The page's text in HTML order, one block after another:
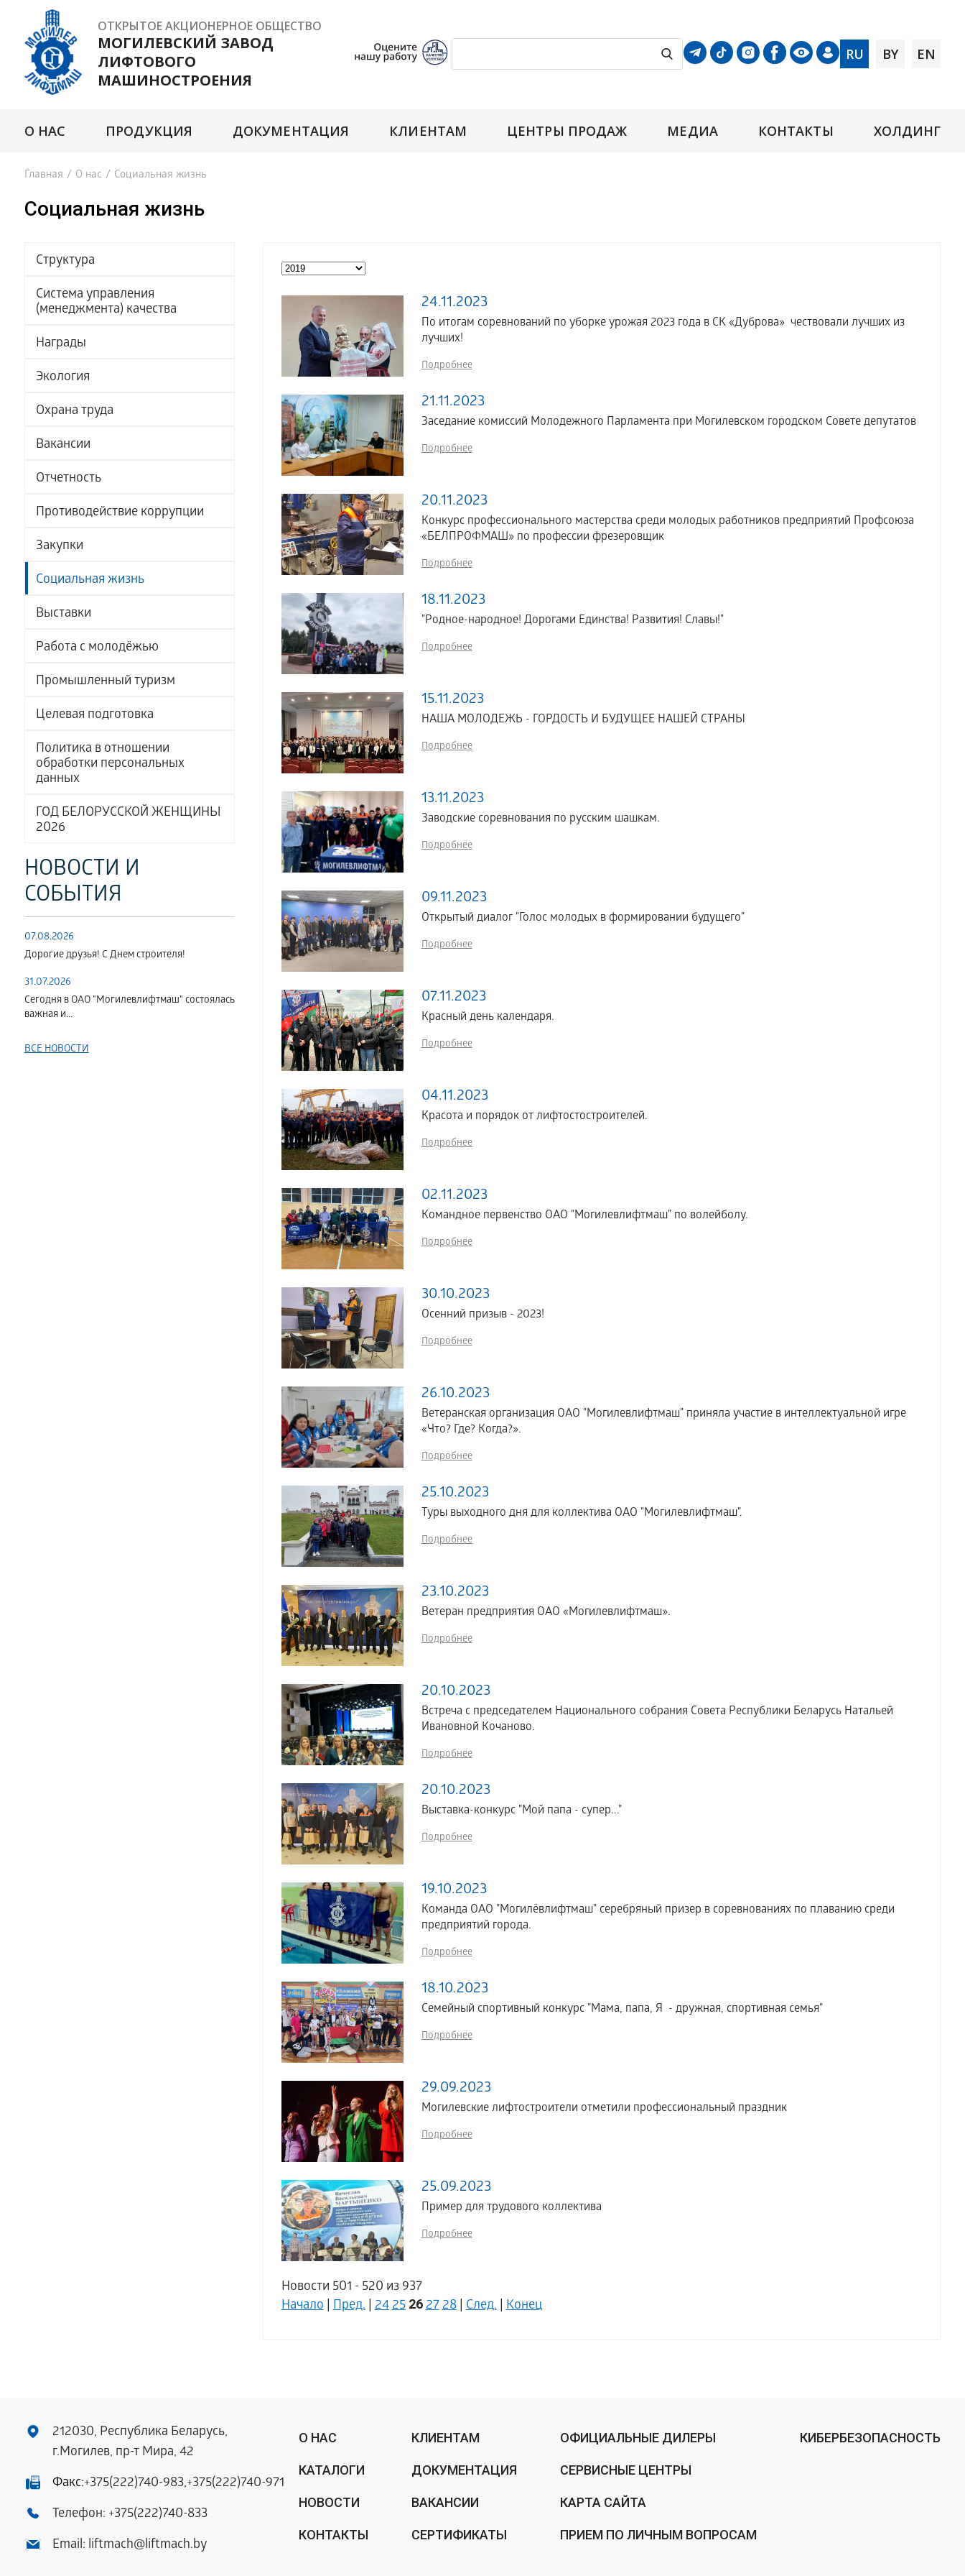
ОТКРЫТОЕ АКЦИОНЕРНОЕ ОБЩЕСТВО
МОГИЛЕВСКИЙ ЗАВОД
ЛИФТОВОГО
МАШИНОСТРОЕНИЯ
RU BY EN
О НАС ПРОДУКЦИЯ ДОКУМЕНТАЦИЯ КЛИЕНТАМ ЦЕНТРЫ ПРОДАЖ МЕДИА КОНТАКТЫ ХОЛДИНГ
Главная / О нас / Социальная жизнь
Социальная жизнь
Структура
Система управления
(менеджмента) качества
Награды
Экология
Охрана труда
Вакансии
Отчетность
Противодействие коррупции
Закупки
Социальная жизнь
Выставки
Работа с молодёжью
Промышленный туризм
Целевая подготовка
Политика в отношении
обработки персональных
данных
ГОД БЕЛОРУССКОЙ ЖЕНЩИНЫ
2026
НОВОСТИ И
СОБЫТИЯ
07.08.2026
Дорогие друзья! С Днем строителя!
31.07.2026
Сегодня в ОАО "Могилевлифтмаш" состоялась
важная и...
ВСЕ НОВОСТИ
24.11.2023
По итогам соревнований по уборке урожая 2023 года в СК «Дуброва» чествовали лучших из
лучших!
Подробнее
21.11.2023
Заседание комиссий Молодежного Парламента при Могилевском городском Совете депутатов
Подробнее
20.11.2023
Конкурс профессионального мастерства среди молодых работников предприятий Профсоюза
«БЕЛПРОФМАШ» по профессии фрезеровщик
Подробнее
18.11.2023
"Родное-народное! Дорогами Единства! Развития! Славы!"
Подробнее
15.11.2023
НАША МОЛОДЕЖЬ - ГОРДОСТЬ И БУДУЩЕЕ НАШЕЙ СТРАНЫ
Подробнее
13.11.2023
Заводские соревнования по русским шашкам.
Подробнее
09.11.2023
Открытый диалог "Голос молодых в формировании будущего"
Подробнее
07.11.2023
Красный день календаря.
Подробнее
04.11.2023
Красота и порядок от лифтостостроителей.
Подробнее
02.11.2023
Командное первенство ОАО "Могилевлифтмаш" по волейболу.
Подробнее
30.10.2023
Осенний призыв - 2023!
Подробнее
26.10.2023
Ветеранская организация ОАО "Могилевлифтмаш" приняла участие в интеллектуальной игре
«Что? Где? Когда?».
Подробнее
25.10.2023
Туры выходного дня для коллектива ОАО "Могилевлифтмаш".
Подробнее
23.10.2023
Ветеран предприятия ОАО «Могилевлифтмаш».
Подробнее
20.10.2023
Встреча с председателем Национального собрания Совета Республики Беларусь Натальей
Ивановной Кочаново.
Подробнее
20.10.2023
Выставка-конкурс "Мой папа - супер..."
Подробнее
19.10.2023
Команда ОАО "Могилёвлифтмаш" серебряный призер в соревнованиях по плаванию среди
предприятий города.
Подробнее
18.10.2023
Семейный спортивный конкурс "Мама, папа, Я - дружная, спортивная семья"
Подробнее
29.09.2023
Могилевские лифтостроители отметили профессиональный праздник
Подробнее
25.09.2023
Пример для трудового коллектива
Подробнее
Новости 501 - 520 из 937
Начало|Пред.|2425 262728|След.|Конец
212030, Республика Беларусь,
г.Могилев, пр-т Мира, 42
Факс:+375(222)740-983,+375(222)740-971
Телефон: +375(222)740-833
Email: liftmach@liftmach.by
О НАС
КАТАЛОГИ
НОВОСТИ
КОНТАКТЫ
КЛИЕНТАМ
ДОКУМЕНТАЦИЯ
ВАКАНСИИ
СЕРТИФИКАТЫ
ОФИЦИАЛЬНЫЕ ДИЛЕРЫ
СЕРВИСНЫЕ ЦЕНТРЫ
КАРТА САЙТА
ПРИЕМ ПО ЛИЧНЫМ ВОПРОСАМ
КИБЕРБЕЗОПАСНОСТЬ